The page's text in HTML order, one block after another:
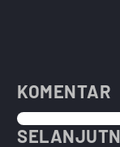
KOMENTAR